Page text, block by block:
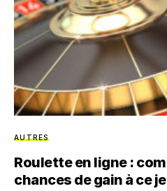
AUTRES
Roulette en ligne :
chances de gain à ce